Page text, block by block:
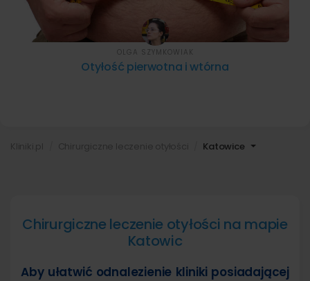
Katowice
Otyłość pierwotna i wtórna
OLGA SZYMKOWIAK
Chirurgiczne leczenie otyłości na mapie
Katowic
Aby ułatwić odnalezienie kliniki posiadającej